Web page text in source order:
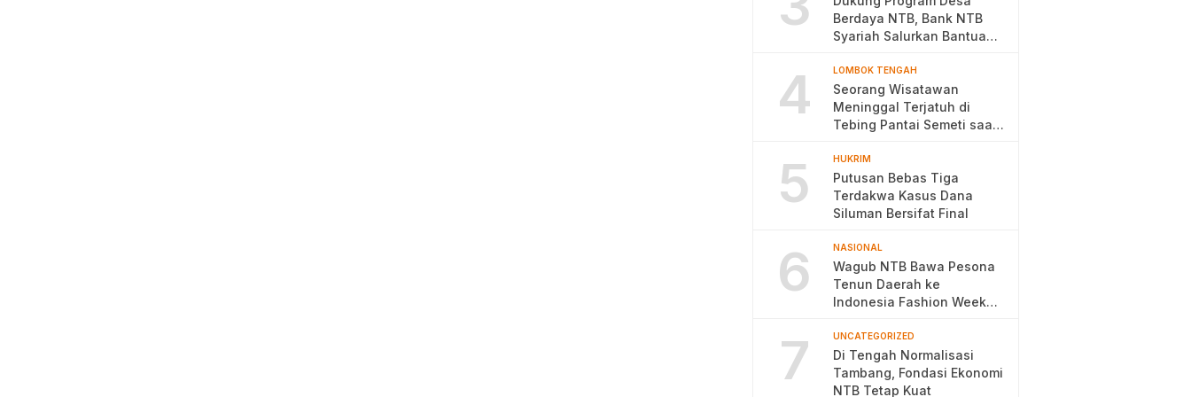
Berdaya NTB, Bank NTB
Syariah Salurkan Bantuan
4 LOMBOK TENGAH
Seorang Wisatawan
Meninggal Terjatuh di
Tebing Pantai Semeti saat
5 HUKRIM
Putusan Bebas Tiga
Terdakwa Kasus Dana
Siluman Bersifat Final
6 NASIONAL
Wagub NTB Bawa Pesona
Tenun Daerah ke
Indonesia Fashion Week
7 UNCATEGORIZED
Di Tengah Normalisasi
Tambang, Fondasi Ekonomi
NTB Tetap Kuat